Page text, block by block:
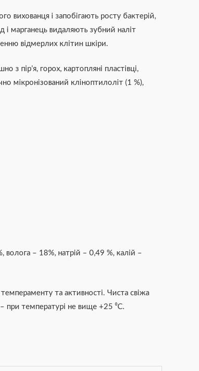
вихованця і запобігають росту бактерій,
і марганець видаляють зубний наліт
відмерлих клітин шкіри.
з пір’я, горох, картопляні пластівці,
мікронізований кліноптилоліт (1 %),
– 18%, натрій – 0,49 %, калій –
та активності. Чиста свіжа
при температурі не вище +25 ⁰C.